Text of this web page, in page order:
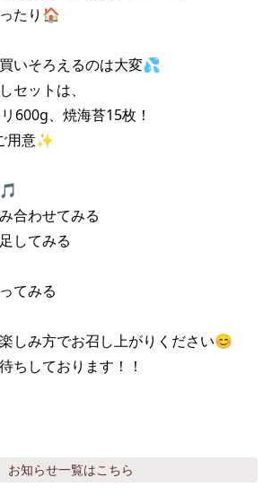
リトップ
連資料
料
料
せ
ケート（ご来店の方）
たり🏠
いそろえるのは大変💦
セットは、
600g、焼海苔15枚！
用意✨
合わせてみる
してみる
てみる
しみ方でお召し上がりください😊
ちしております！！
お知らせ一覧はこちら